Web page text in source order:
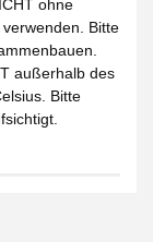
ohne
Bitte
außerhalb des
Bitte